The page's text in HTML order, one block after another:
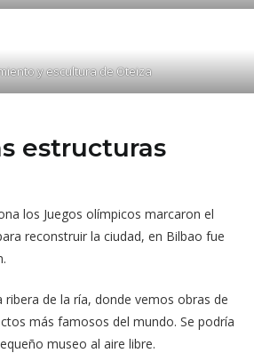
y escultura de Oteiza
estructuras
los Juegos olímpicos marcaron el
reconstruir la ciudad, en Bilbao fue
de la ría, donde vemos obras de
más famosos del mundo. Se podría
museo al aire libre.